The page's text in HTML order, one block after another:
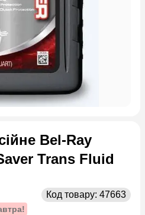
Bel-Ray
Trans Fluid
Код товару: 47663